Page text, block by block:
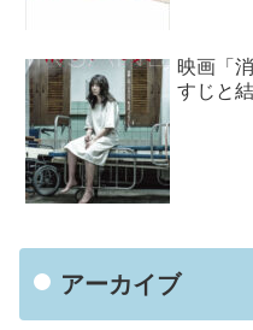
映画「
すじと
アーカイブ